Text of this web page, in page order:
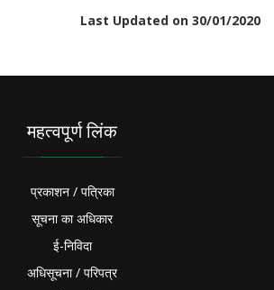
Last Updated on 30/01/2020
महत्वपूर्ण लिंक
प्रकाशन / पत्रिका
सूचना का अधिकार
ई-निविदा
अधिसूचना / परिपत्र